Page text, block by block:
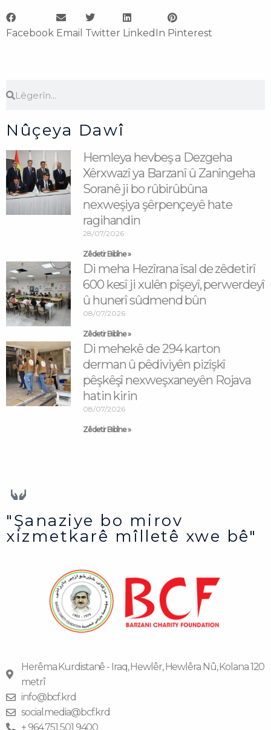
Facebook Email Twitter LinkedIn Pinterest
Nûçeya Dawî
Hemleya hevbeş a Dezgeha
Xêrxwazî ya Barzanî û Zanîngeha
Soranê ji bo rûbirûbûna
nexweşiya şêrpençeyê hate
ragihandin
28/07/2026
Zêdetir Bibîne »
Di meha Hezîrana îsal de zêdetirî
600 kesî ji xulên pîşeyî, perwerdeyî
û hunerî sûdmend bûn
08/07/2026
Zêdetir Bibîne »
Di mehekê de 294 karton
derman û pêdiviyên pizîşkî
pêşkêşî nexweşxaneyên Rojava
hatin kirin
08/07/2026
Zêdetir Bibîne »
"Şanaziye bo mirov
xizmetkarê mîlletê xwe bê"
Herêma Kurdistanê - Iraq, Hewlêr, Hewlêra Nû, Kolana 120
metrî
info@bcf.krd
social.media@bcf.krd
+ 964 751 501 9400